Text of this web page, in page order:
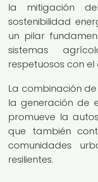
la mitigación
sostenibilidad
un pilar
sistemas
respetuosos con el
La combinación
la generación de
promueve la
que también
comunidades
resilientes.